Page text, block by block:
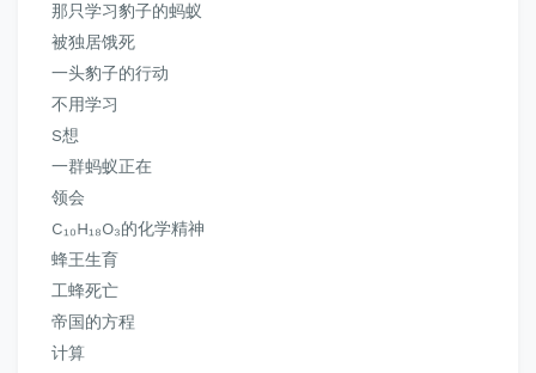
那只学习豹子的蚂蚁
被独居饿死
一头豹子的行动
不用学习
S想
一群蚂蚁正在
领会
C₁₀H₁₈O₃的化学精神
蜂王生育
工蜂死亡
帝国的方程
计算